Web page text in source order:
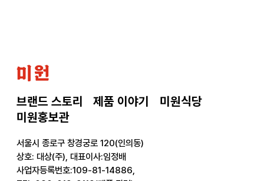
브랜드 스토리 제품 이야기
미원식당
미원홍보관
미
서울시 종로구 창경궁로 120(인의동)
상호: 대상(주), 대표이사:임정배
사업자등록번호:109-81-14886,